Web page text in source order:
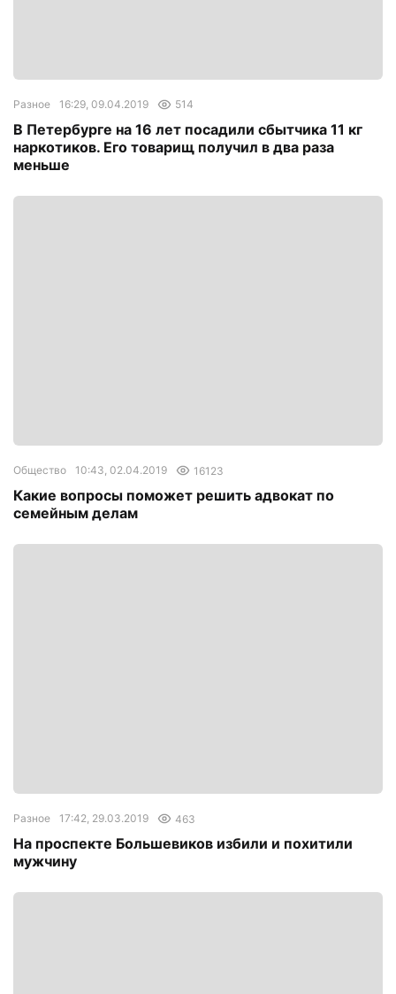
Разное 16:29, 09.04.2019 514
В Петербурге на 16 лет посадили сбытчика 11 кг
наркотиков. Его товарищ получил в два раза
меньше
Общество 10:43, 02.04.2019 16123
Какие вопросы поможет решить адвокат по
семейным делам
Разное 17:42, 29.03.2019 463
На проспекте Большевиков избили и похитили
мужчину